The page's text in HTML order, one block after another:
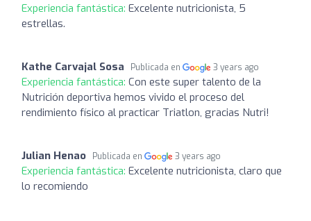
Experiencia fantástica: Excelente nutricionista, 5
estrellas.
Kathe Carvajal Sosa Publicada en 3 years ago
Experiencia fantástica: Con este super talento de la
Nutrición deportiva hemos vivido el proceso del
rendimiento físico al practicar Triatlon, gracias Nutri!
Julian Henao Publicada en 3 years ago
Experiencia fantástica: Excelente nutricionista, claro que
lo recomiendo